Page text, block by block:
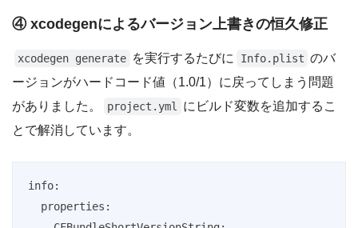
④ xcodegenによるバージョン上書きの恒久修正
xcodegen generate を実行するたびに Info.plist のバ
ージョンがハードコード値（1.0/1）に戻ってしまう問題
がありました。
project.yml にビルド変数を追加するこ
とで解消しています。
info: